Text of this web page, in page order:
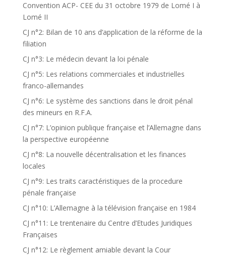
Convention ACP- CEE du 31 octobre 1979 de Lomé I à
Lomé II
CJ n°2: Bilan de 10 ans d’application de la réforme de la
filiation
CJ n°3: Le médecin devant la loi pénale
CJ n°5: Les relations commerciales et industrielles
franco-allemandes
CJ n°6: Le système des sanctions dans le droit pénal
des mineurs en R.F.A.
CJ n°7: L’opinion publique française et l’Allemagne dans
la perspective européenne
CJ n°8: La nouvelle décentralisation et les finances
locales
CJ n°9: Les traits caractéristiques de la procedure
pénale française
CJ n°10: L’Allemagne à la télévision française en 1984
CJ n°11: Le trentenaire du Centre d’Etudes Juridiques
Françaises
CJ n°12: Le règlement amiable devant la Cour